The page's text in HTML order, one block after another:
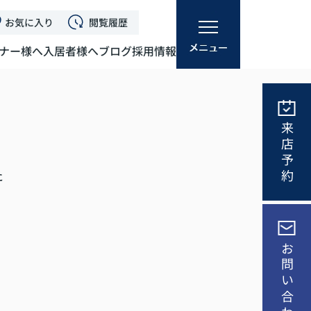
お気に入り 閲覧履歴
ー様へ入居者様へブログ採用情報
来店予約
お問い合わせ